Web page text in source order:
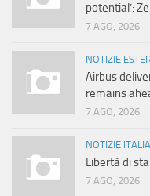
potential’:
7 AGO, 2026
NOTIZIE
Airbus
remains
7 AGO, 2026
NOTIZIE ITALIA
Libertà di
7 AGO, 2026